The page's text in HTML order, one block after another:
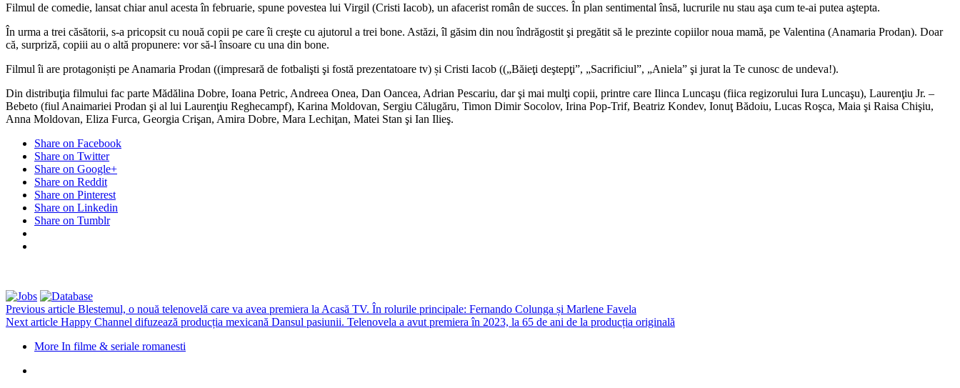
intrat
Netflix
Filmul de comedie, lansat chiar anul acesta în februarie, spune povestea lui Virgil (Cristi Iacob), un afacerist român de succes. În plan sentimental însă, lucrurile nu stau aşa cum te-ai putea aştepta.
În urma a trei căsătorii, s-a pricopsit cu nouă copii pe care îi creşte cu ajutorul a trei bone. Astăzi, îl găsim din nou îndrăgostit şi pregătit să le prezinte copiilor noua mamă, pe Valentina (Anamaria Prodan). Doar
că, surpriză, copiii au o altă propunere: vor să-l însoare cu una din bone.
Filmul îi are protagoniști pe Anamaria Prodan ((impresară de fotbalişti şi fostă prezentatoare tv) și Cristi Iacob ((„Băieţi deştepţi”, „Sacrificiul”, „Aniela” şi jurat la Te cunosc de undeva!).
Din distribuţia filmului fac parte Mădălina Dobre, Ioana Petric, Andreea Onea, Dan Oancea, Adrian Pescariu, dar şi mai mulţi copii, printre care Ilinca Luncaşu (fiica regizorului Iura Luncaşu), Laurenţiu Jr. –
Bebeto (fiul Anaimariei Prodan şi al lui Laurenţiu Reghecampf), Karina Moldovan, Sergiu Călugăru, Timon Dimir Socolov, Irina Pop-Trif, Beatriz Kondev, Ionuţ Bădoiu, Lucas Roşca, Maia şi Raisa Chişiu,
Anna Moldovan, Eliza Furca, Georgia Crişan, Amira Dobre, Mara Lechiţan, Matei Stan şi Ian Ilieş.
Share on Facebook
Share on Twitter
Share on Google+
Share on Reddit
Share on Pinterest
Share on Linkedin
Share on Tumblr
Previous article Blestemul, o nouă telenovelă care va avea premiera la Acasă TV. În rolurile principale: Fernando Colunga și Marlene Favela
Next article Happy Channel difuzează producția mexicană Dansul pasiunii. Telenovela a avut premiera în 2023, la 65 de ani de la producția originală
More In filme & seriale romanesti